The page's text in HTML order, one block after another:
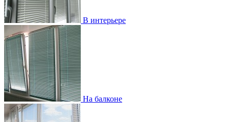
В интерьере
На балконе